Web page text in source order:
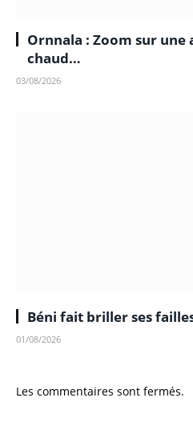
Ornnala : Zoom sur une
chaud…
03/08/2026
Béni fait briller ses
01/08/2026
Les commentaires sont fermés.